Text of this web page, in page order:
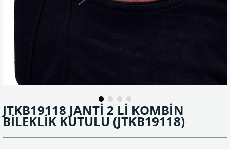
JTKB19118 JANTİ 2 Lİ KOMBİN
BİLEKLİK KUTULU (JTKB19118)